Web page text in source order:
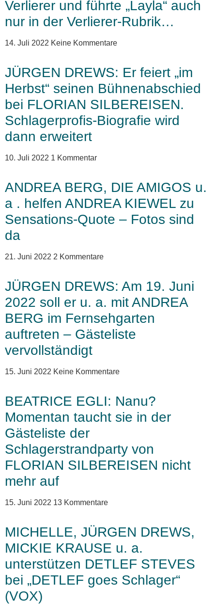
Verlierer und führte „Layla“ auch
nur in der Verlierer-Rubrik…
14. Juli 2022 Keine Kommentare
JÜRGEN DREWS: Er feiert „im
Herbst“ seinen Bühnenabschied
bei FLORIAN SILBEREISEN.
Schlagerprofis-Biografie wird
dann erweitert
10. Juli 2022 1 Kommentar
ANDREA BERG, DIE AMIGOS u.
a . helfen ANDREA KIEWEL zu
Sensations-Quote – Fotos sind
da
21. Juni 2022 2 Kommentare
JÜRGEN DREWS: Am 19. Juni
2022 soll er u. a. mit ANDREA
BERG im Fernsehgarten
auftreten – Gästeliste
vervollständigt
15. Juni 2022 Keine Kommentare
BEATRICE EGLI: Nanu?
Momentan taucht sie in der
Gästeliste der
Schlagerstrandparty von
FLORIAN SILBEREISEN nicht
mehr auf
15. Juni 2022 13 Kommentare
MICHELLE, JÜRGEN DREWS,
MICKIE KRAUSE u. a.
unterstützen DETLEF STEVES
bei „DETLEF goes Schlager“
(VOX)